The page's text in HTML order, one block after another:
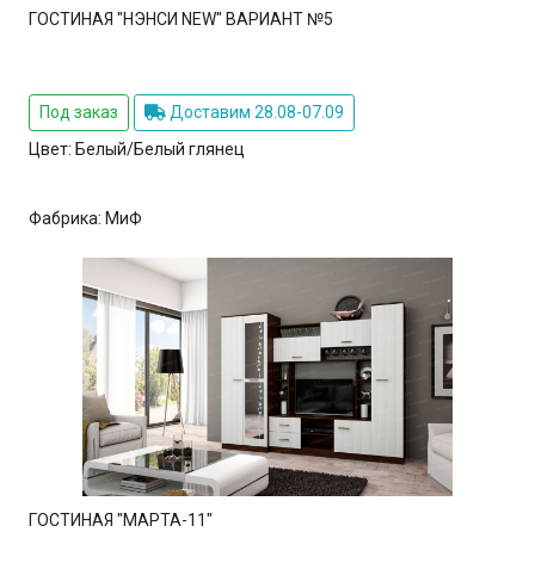
ГОСТИНАЯ "НЭНСИ NEW" ВАРИАНТ №5
Под заказ
Доставим 28.08-07.09
Цвет: Белый/Белый глянец
Фабрика: МиФ
ГОСТИНАЯ "МАРТА-11"